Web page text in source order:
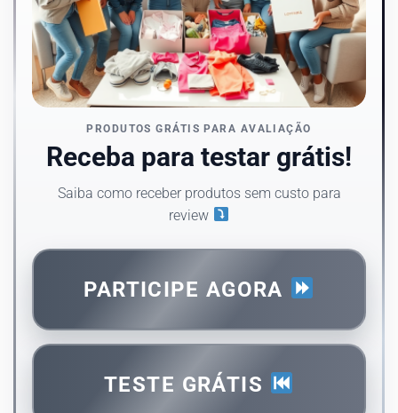
PRODUTOS GRÁTIS PARA AVALIAÇÃO
Receba para testar grátis!
Saiba como receber produtos sem custo para
review
PARTICIPE AGORA
TESTE GRÁTIS